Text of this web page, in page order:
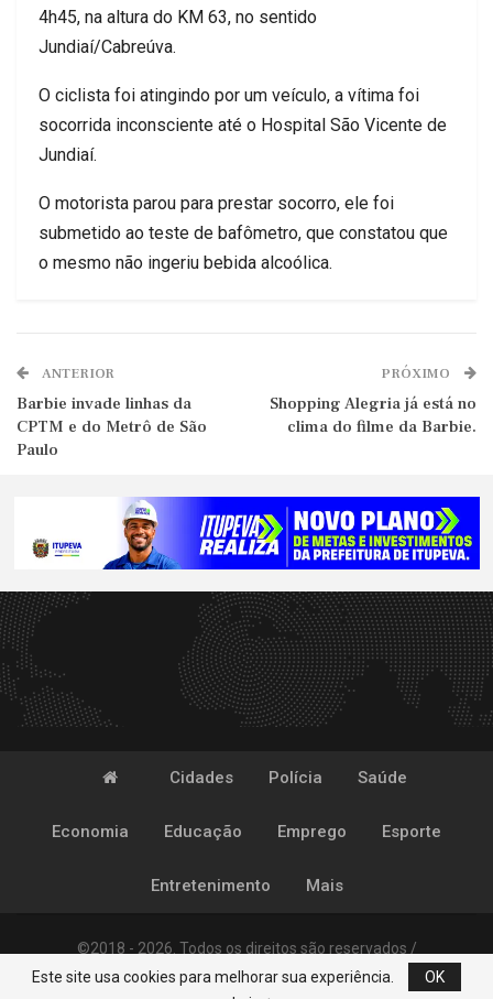
4h45, na altura do KM 63, no sentido
Jundiaí/Cabreúva.
O ciclista foi atingindo por um veículo, a vítima foi
socorrida inconsciente até o Hospital São Vicente de
Jundiaí.
O motorista parou para prestar socorro, ele foi
submetido ao teste de bafômetro, que constatou que
o mesmo não ingeriu bebida alcoólica.
ANTERIOR
Barbie invade linhas da
CPTM e do Metrô de São
Paulo
PRÓXIMO
Shopping Alegria já está no
clima do filme da Barbie.
Cidades Polícia Saúde
Economia Educação Emprego Esporte
Entretenimento Mais
©2018 - 2026. Todos os direitos são reservados /
Desenvolvido porPOP
Este site usa cookies para melhorar sua experiência.
OK